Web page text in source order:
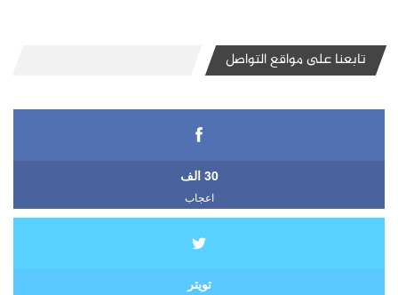
تابعنا على مواقع التواصل
30 الف
اعجاب
تويتر